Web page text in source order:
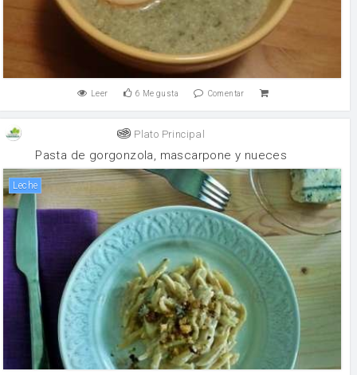
Leer 6 Me gusta Comentar
Plato Principal
Pasta de gorgonzola, mascarpone y nueces
leche